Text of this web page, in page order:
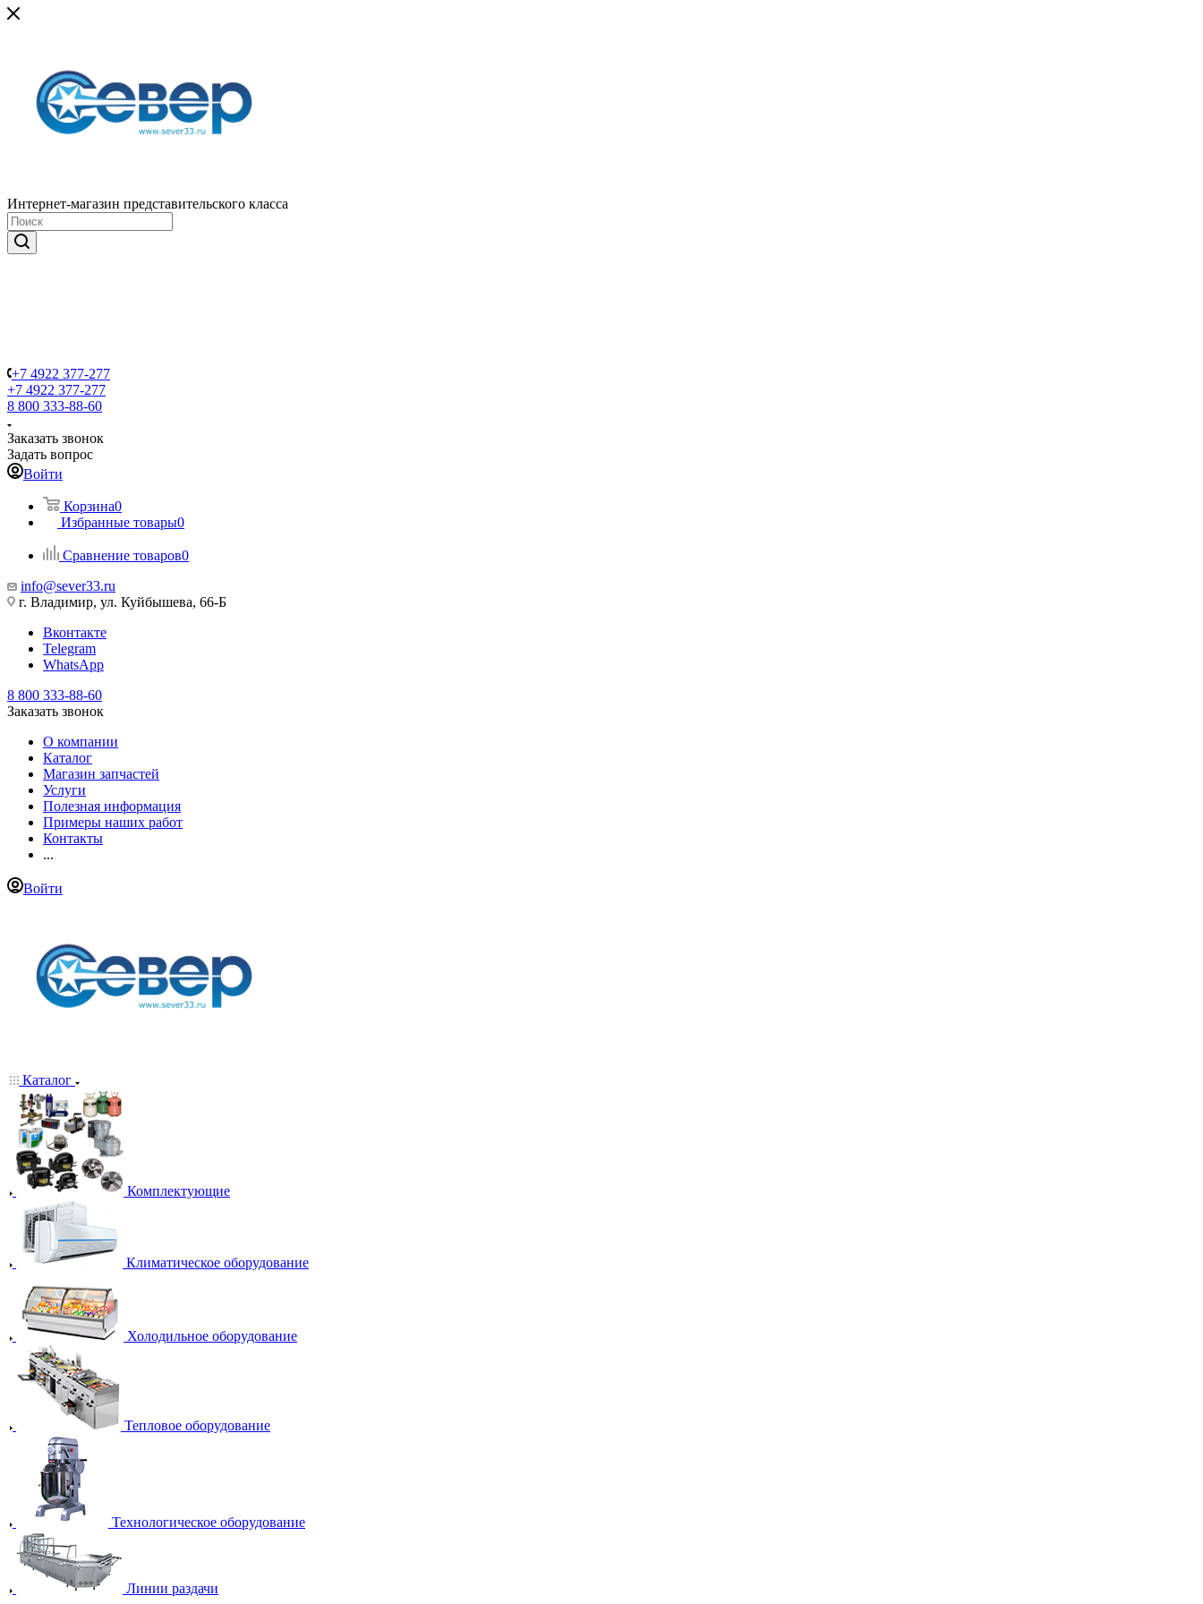
Интернет-магазин представительского класса
+7 4922 377-277
+7 4922 377-277
8 800 333-88-60
Заказать звонок
Задать вопрос
Войти
Корзина0
Избранные товары0
Сравнение товаров0
info@sever33.ru
г. Владимир, ул. Куйбышева, 66-Б
Вконтакте
Telegram
WhatsApp
8 800 333-88-60
Заказать звонок
О компании
Каталог
Магазин запчастей
Услуги
Полезная информация
Примеры наших работ
Контакты
...
Войти
Каталог
Комплектующие
Климатическое оборудование
Холодильное оборудование
Тепловое оборудование
Технологическое оборудование
Линии раздачи